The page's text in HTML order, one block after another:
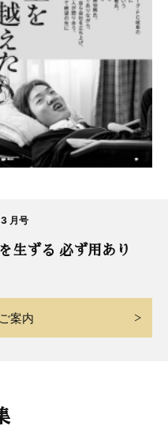
月号
生ずる 必ず用あり
案内